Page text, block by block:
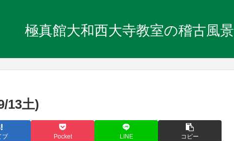
極真館大和西大寺教室の稽古風景
13土)
ブ Pocket LINE コピー